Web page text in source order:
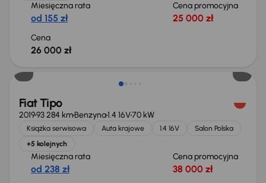
Miesięczna rata
od 155 zł
Cena promocyjna
25 000 zł
Cena
26 000 zł
Fiat Tipo
201993 284 kmBenzyna1.4 16V70 kW
Książka serwisowa Auta krajowe 1.4 16V
Salon Polska
+5 kolejnych
Miesięczna rata
od 238 zł
Cena promocyjna
38 000 zł